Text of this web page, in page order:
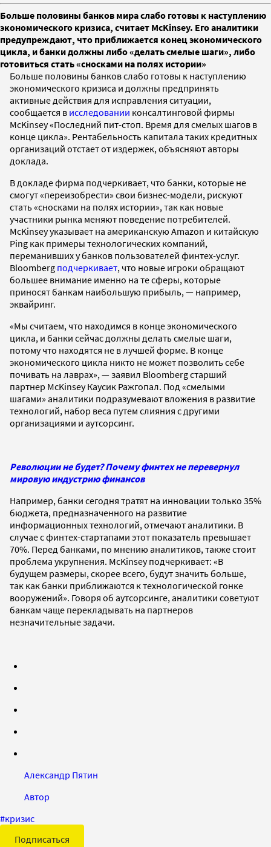
Больше половины банков мира слабо готовы к наступлению
экономического кризиса, считает McKinsey. Его аналитики
предупреждают, что приближается конец экономического
цикла, и банки должны либо «делать смелые шаги», либо
готовиться стать «сносками на полях истории»
Больше половины банков слабо готовы к наступлению
экономического кризиса и должны предпринять
активные действия для исправления ситуации,
сообщается в исследовании консалтинговой фирмы
McKinsey «Последний пит-стоп. Время для смелых шагов в
конце цикла». Рентабельность капитала таких кредитных
организаций отстает от издержек, объясняют авторы
доклада.
В докладе фирма подчеркивает, что банки, которые не
смогут «переизобрести» свои бизнес-модели, рискуют
стать «сносками на полях истории», так как новые
участники рынка меняют поведение потребителей.
McKinsey указывает на американскую Amazon и китайскую
Ping как примеры технологических компаний,
переманивших у банков пользователей финтех-услуг.
Bloomberg подчеркивает, что новые игроки обращают
большее внимание именно на те сферы, которые
приносят банкам наибольшую прибыль, — например,
эквайринг.
«Мы считаем, что находимся в конце экономического
цикла, и банки сейчас должны делать смелые шаги,
потому что находятся не в лучшей форме. В конце
экономического цикла никто не может позволить себе
почивать на лаврах», — заявил Bloomberg старший
партнер McKinsey Каусик Ражгопал. Под «смелыми
шагами» аналитики подразумевают вложения в развитие
технологий, набор веса путем слияния с другими
организациями и аутсорсинг.
Революции не будет? Почему финтех не перевернул
мировую индустрию финансов
Например, банки сегодня тратят на инновации только 35%
бюджета, предназначенного на развитие
информационных технологий, отмечают аналитики. В
случае с финтех-стартапами этот показатель превышает
70%. Перед банками, по мнению аналитиков, также стоит
проблема укрупнения. McKinsey подчеркивает: «В
будущем размеры, скорее всего, будут значить больше,
так как банки приближаются к технологической гонке
вооружений». Говоря об аутсорсинге, аналитики советуют
банкам чаще перекладывать на партнеров
незначительные задачи.
Александр Пятин
Автор
#кризис
Подписаться